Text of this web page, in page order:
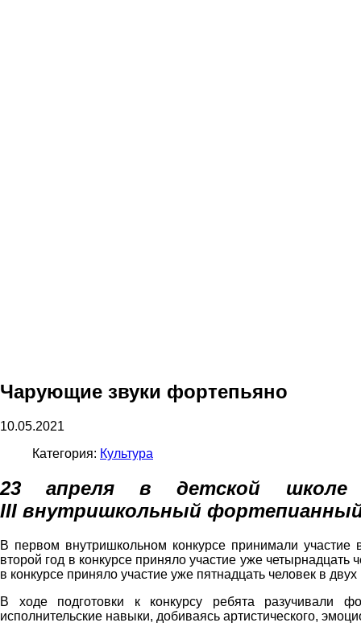
Чарующие звуки фортепьяно
10.05.2021
Категория: Культура
23 апреля в детской
III внутришкольный
В первом внутришкольном конкурсе принимали
второй год в конкурсе приняло участие уже четырнадцать
в конкурсе приняло участие уже пятнадцать человек в
В ходе подготовки к конкурсу ребята разучивали
исполнительские навыки, добиваясь артистического,